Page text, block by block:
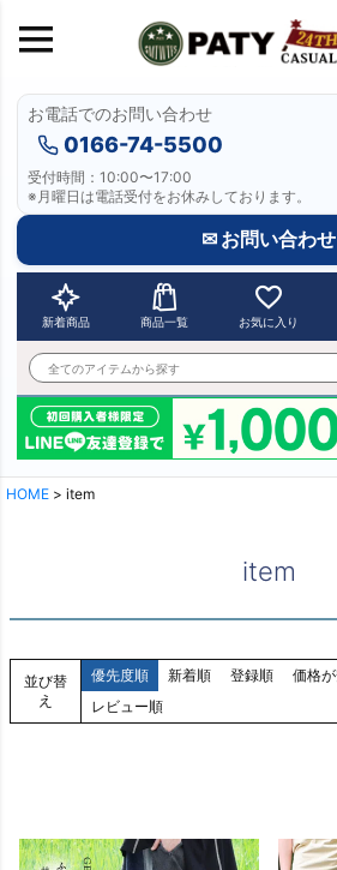
お電話でのお問い合わせ
0166-74-5500
受付時間：10:00〜17:00
※月曜日は電話受付をお休みしております。
✉ お問い合わせ
新着商品 商品一覧 お気に入り
HOME item
item
並び替
え
優先度順 新着順 登録順 価格
レビュー順